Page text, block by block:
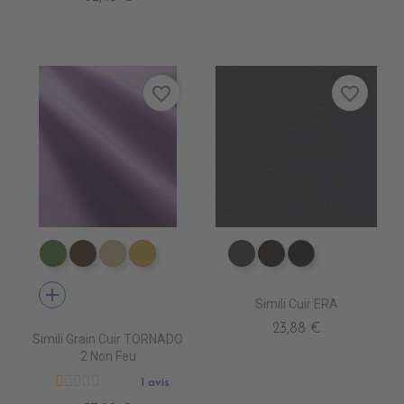
EN3340 ALGREEN
EN3310 GOVA
EN3390 CLAY
EN3430 CITRON
add
Simili Grain Cuir TORNADO
2 Non Feu
1 avis
favorite_border
EV4010 ANTHRACITE
EV4020 MARRON
EV4000 NOIR
Simili Cuir ERA
23,88 €
favorite_border